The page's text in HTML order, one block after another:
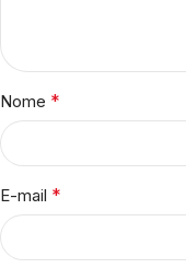
Nome *
E-mail *